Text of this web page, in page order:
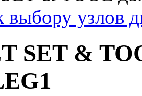
выбору узлов
SET &